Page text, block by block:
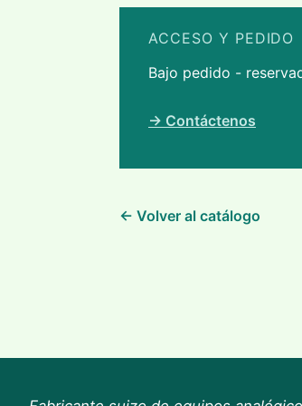
ACCESO Y PEDIDO
Bajo pedido -
→ Contáctenos
← Volver al catálogo